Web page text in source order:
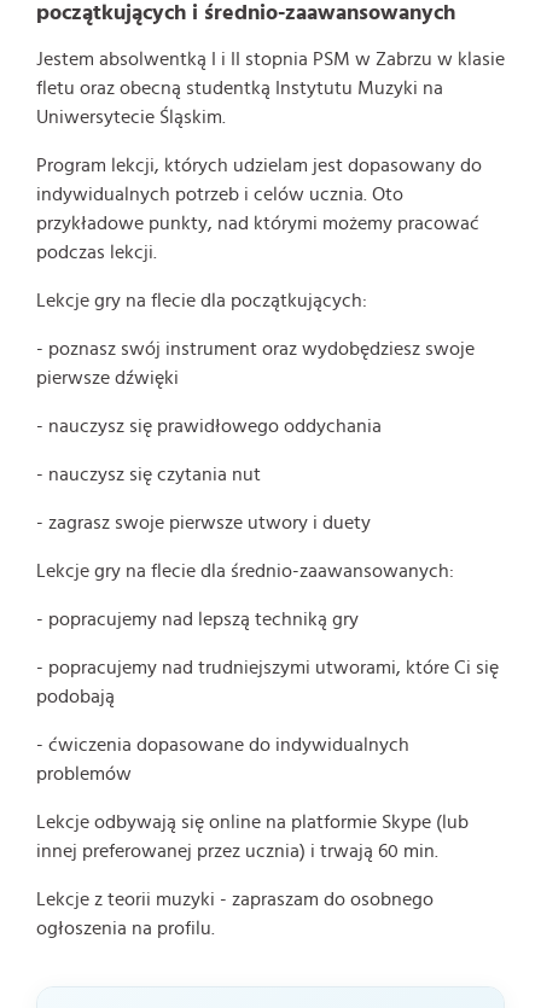
początkujących i średnio-zaawansowanych
Jestem absolwentką I i II stopnia PSM w Zabrzu w klasie
fletu oraz obecną studentką Instytutu Muzyki na
Uniwersytecie Śląskim.
Program lekcji, których udzielam jest dopasowany do
indywidualnych potrzeb i celów ucznia. Oto
przykładowe punkty, nad którymi możemy pracować
podczas lekcji.
Lekcje gry na flecie dla początkujących:
- poznasz swój instrument oraz wydobędziesz swoje
pierwsze dźwięki
- nauczysz się prawidłowego oddychania
- nauczysz się czytania nut
- zagrasz swoje pierwsze utwory i duety
Lekcje gry na flecie dla średnio-zaawansowanych:
- popracujemy nad lepszą techniką gry
- popracujemy nad trudniejszymi utworami, które Ci się
podobają
- ćwiczenia dopasowane do indywidualnych
problemów
Lekcje odbywają się online na platformie Skype (lub
innej preferowanej przez ucznia) i trwają 60 min.
Lekcje z teorii muzyki - zapraszam do osobnego
ogłoszenia na profilu.